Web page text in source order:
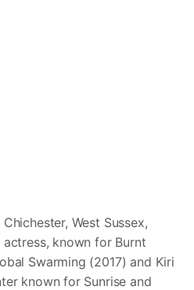
West Sussex,
known for Burnt
Swarming (2017) and Kiri
known for Sunrise and